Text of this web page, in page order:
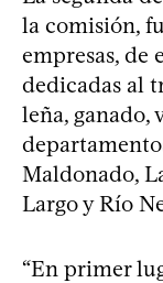
la comisión,
empresas, de
dedicadas al
leña, ganado,
Maldonado,
Largo y Río
“En primer